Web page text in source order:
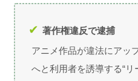
著作権違反で逮捕
アニメ作品が違法にアッ
へと利用者を誘導する“リ